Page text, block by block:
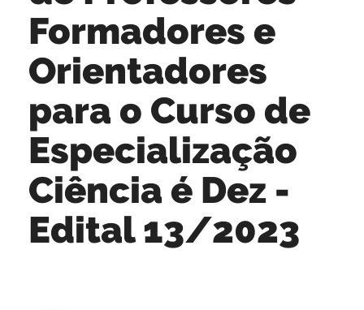
Formadores e
Orientadores
para o Curso de
Especialização
Ciência é Dez -
Edital 13/2023